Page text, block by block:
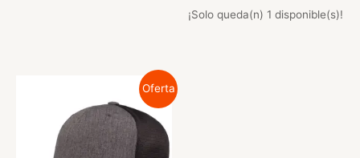
¡Solo queda(n) 1 disponible(s)!
Oferta